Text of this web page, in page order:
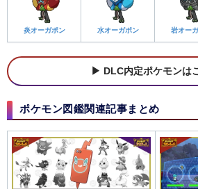
炎オーガポン 水オーガポン 岩オー
DLC内定ポケモンは
ポケモン図鑑関連記事まとめ